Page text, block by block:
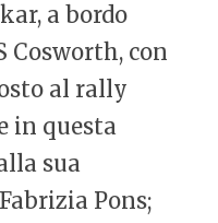
a bordo
Cosworth, con
al rally
in questa
sua
Pons;